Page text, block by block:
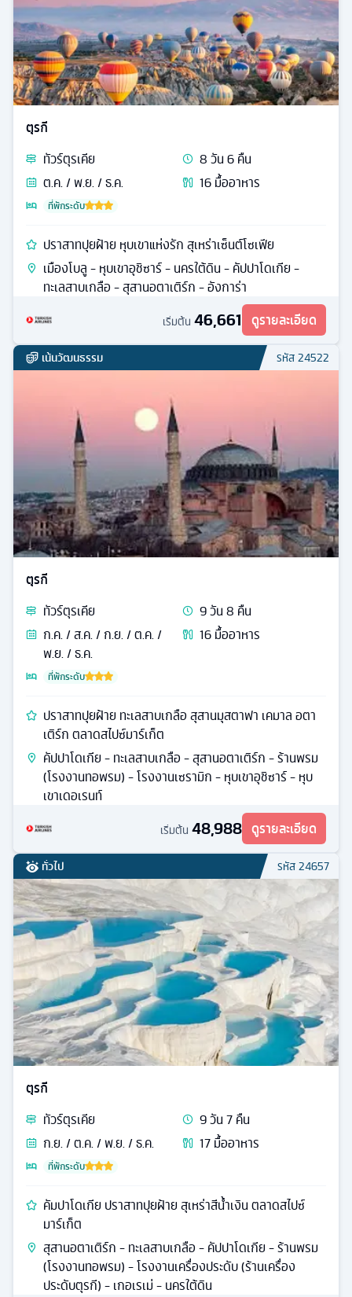
ตุรกี
ทัวร์ตุรเคีย 8วัน6คืน
ต.ค. / พ.ย. / ธ.ค.
16มื้ออาหาร
ที่พักระดับ
ปราสาทปุยฝ้าย หุบเขาแห่งรัก สุเหร่าเซ็นต์โซเฟีย
เมืองโบลู - หุบเขาอุชิซาร์ - นครใต้ดิน - คัปปาโดเกีย -
ทะเลสาบเกลือ - สุสานอตาเติร์ก - อังการ่า
เริ่มต้น 46,661 ดูรายละเอียด
เน้นวัฒนธรรม รหัส24522
ตุรกี
ทัวร์ตุรเคีย 9วัน8 คืน
ก.ค. / ส.ค. / ก.ย. / ต.ค. /
พ.ย. / ธ.ค.
16มื้ออาหาร
ที่พักระดับ
ปราสาทปุยฝ้าย ทะเลสาบเกลือ สุสานมุสตาฟา เคมาล อตา
เติร์ก ตลาดสไปซ์มาร์เก็ต
คัปปาโดเกีย - ทะเลสาบเกลือ - สุสานอตาเติร์ก - ร้านพรม
(โรงงานทอพรม) - โรงงานเซรามิก - หุบเขาอุชิซาร์ - หุบ
เขาเดอเรนท์
เริ่มต้น 48,988 ดูรายละเอียด
ทั่วไป รหัส24657
ตุรกี
ทัวร์ตุรเคีย 9วัน7คืน
ก.ย. / ต.ค. / พ.ย. / ธ.ค.
17มื้ออาหาร
ที่พักระดับ
คัมปาโดเกีย ปราสาทปุยฝ้าย สุเหร่าสีน้ำเงิน ตลาดสไปซ์
มาร์เก็ต
สุสานอตาเติร์ก - ทะเลสาบเกลือ - คัปปาโดเกีย - ร้านพรม
(โรงงานทอพรม) - โรงงานเครื่องประดับ (ร้านเครื่อง
ประดับตุรกี) - เกอเรเม่ - นครใต้ดิน